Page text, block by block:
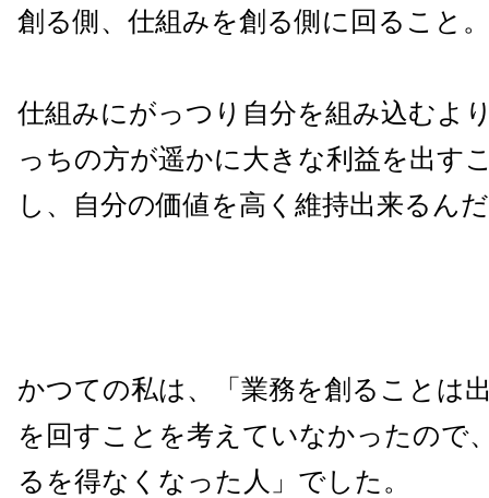
創る側、仕組みを創る側に回ること。
仕組みにがっつり自分を組み込むよ
っちの方が遥かに大きな利益を出す
し、自分の価値を高く維持出来るん
かつての私は、「業務を創ることは
を回すことを考えていなかったので
るを得なくなった人」でした。